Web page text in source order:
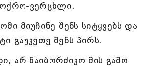
ოქრო-ვერცხლი.
მიუჩინე შენს სიტყვებს და
გაუკეთე შენს პირს.
არ წაიბორძიკო მის გამო